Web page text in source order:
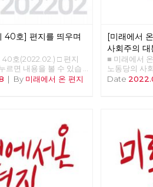
40호] 편지를 띄우며
40호(2022.02.) □ 편지
르면 내용을 볼 수 있습
며 □ 기획 : 노동당의 사
노동자, 방영환 □ 도서
마음을 이해해야 하는
본질은 ‘사랑’이야! - 매
진 : 사회주의 대통령
| By 미래에서 온 편지
[미래에서
사회주의
■ 미래에서
노동당의 사
>>>>>> 업로
Date